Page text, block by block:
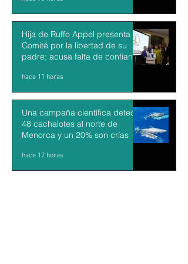
Hija de Ruffo Appel presenta
Comité por la libertad de su
padre; acusa falta de confianza
hace 11 horas
Una campaña científica detecta
48 cachalotes al norte de
Menorca y un 20% son crías
hace 12 horas